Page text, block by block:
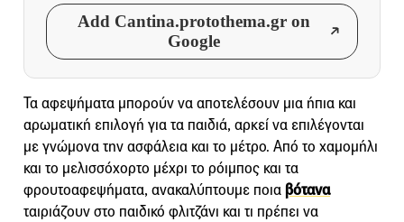
Add Cantina.protothema.gr on
Google
Τα αφεψήματα μπορούν να αποτελέσουν μια ήπια και
αρωματική επιλογή για τα παιδιά, αρκεί να επιλέγονται
με γνώμονα την ασφάλεια και το μέτρο. Από το χαμομήλι
και το μελισσόχορτο μέχρι το ρόιμπος και τα
φρουτοαφεψήματα, ανακαλύπτουμε ποια βότανα
ταιριάζουν στο παιδικό φλιτζάνι και τι πρέπει να